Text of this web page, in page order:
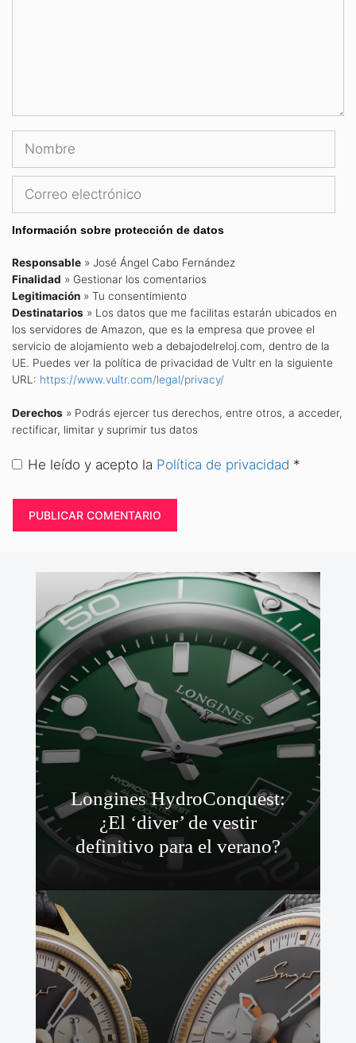
Nombre
Correo
Información sobre protección de datos
Responsable » José Ángel Cabo Fernández
Finalidad » Gestionar los comentarios
Legitimación » Tu consentimiento
Destinatarios » Los datos que me facilitas estarán ubicados en
los servidores de Amazon, que es la empresa que provee el
servicio de alojamiento web a debajodelreloj.com, dentro de la
UE. Puedes ver la política de privacidad de Vultr en la siguiente
URL: https://www.vultr.com/legal/privacy/
Derechos » Podrás ejercer tus derechos, entre otros, a acceder,
rectificar, limitar y suprimir tus datos
He leído y acepto la Política de privacidad *
Longines HydroConquest:
¿El ‘diver’ de vestir
definitivo para el verano?